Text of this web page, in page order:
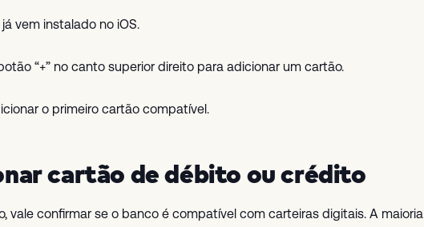
vem instalado no iOS.
“+” no canto superior direito para adicionar um cartão.
o primeiro cartão compatível.
cartão de débito ou crédito
vale confirmar se o banco é compatível com carteiras digitais. A maioria